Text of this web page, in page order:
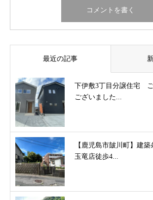
最近の記事
下伊敷3丁目分譲住宅
ございました...
【鹿児島市皷川町】建
玉竜店徒歩4...